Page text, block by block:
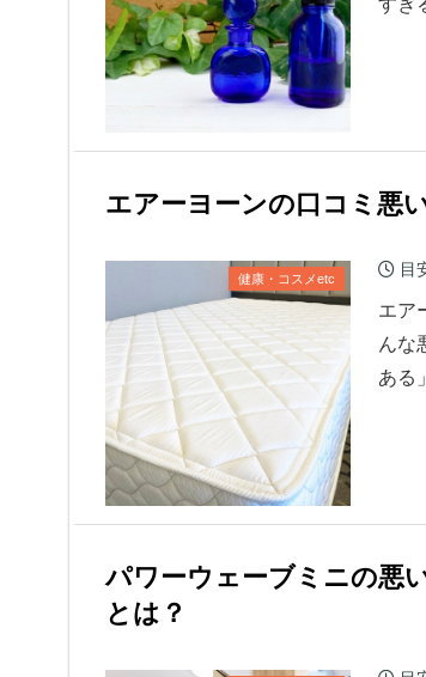
すぎ
エアーヨーンの口コミ悪
健康・コスメetc 目
エア
んな
ある
パワーウェーブミニの悪
とは？